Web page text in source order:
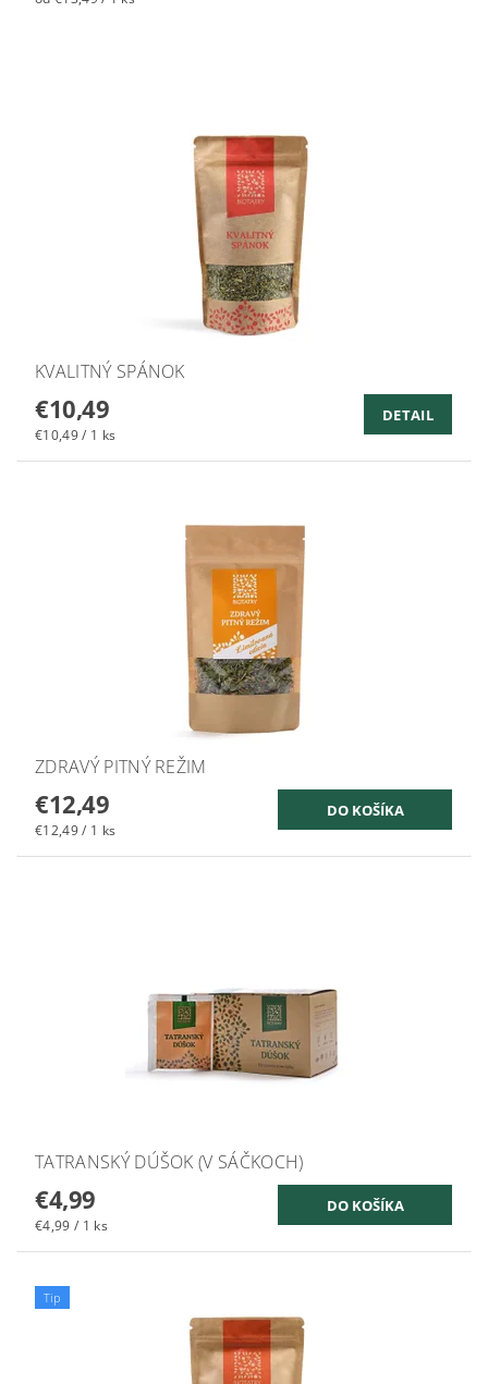
KVALITNÝ SPÁNOK
€10,49
€10,49 / 1 ks
DETAIL
ZDRAVÝ PITNÝ REŽIM
€12,49
€12,49 / 1 ks
TATRANSKÝ DÚŠOK (V SÁČKOCH)
€4,99
€4,99 / 1 ks
Tip